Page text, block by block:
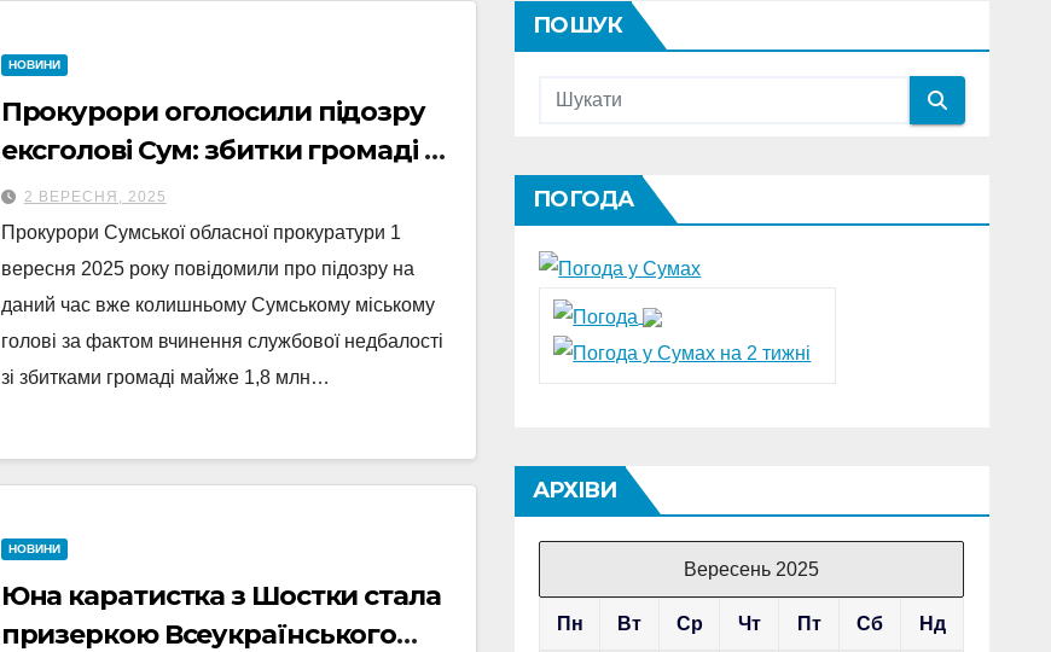
НОВИНИ
Прокурори оголосили підозру
ексголові Сум: збитки громаді —
1,8 млн грн
2 ВЕРЕСНЯ, 2025
Прокурори Сумської обласної прокуратури 1
вересня 2025 року повідомили про підозру на
даний час вже колишньому Сумському міському
голові за фактом вчинення службової недбалості
зі збитками громаді майже 1,8 млн…
НОВИНИ
Юна каратистка з Шостки стала
призеркою Всеукраїнського
ПОШУК
ПОГОДА
АРХІВИ
Вересень 2025
Пн Вт Ср Чт Пт Сб Нд